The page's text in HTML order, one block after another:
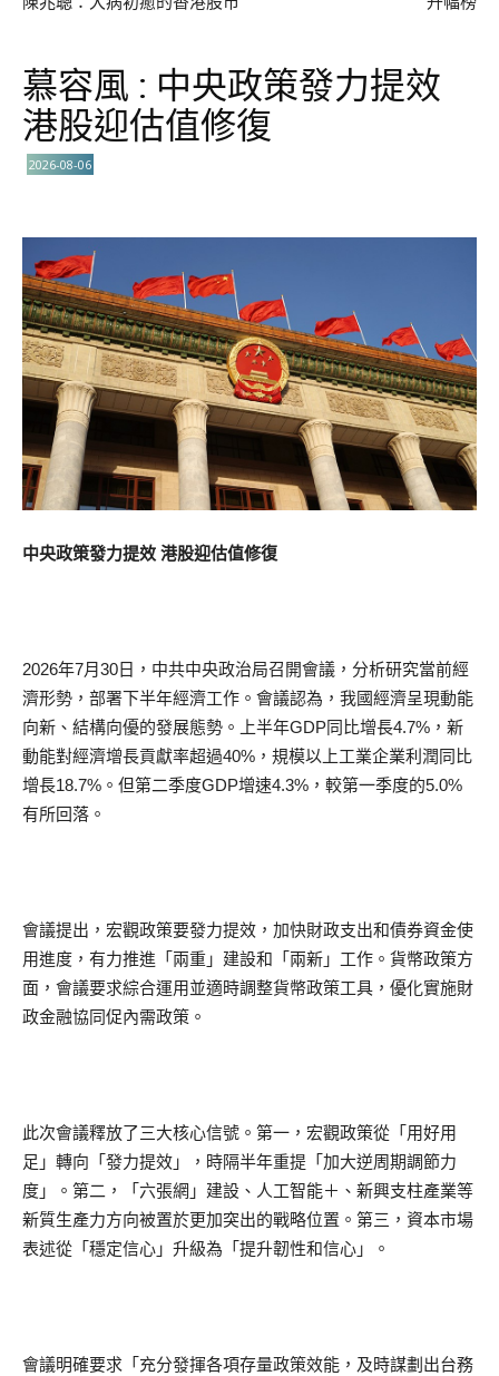
慕容風 : 中央政策發力提效
港股迎估值修復
2026-08-06
中央政策發力提效 港股迎估值修復
2026年7月30日，中共中央政治局召開會議，分析研究當前經
濟形勢，部署下半年經濟工作。會議認為，我國經濟呈現動能
向新、結構向優的發展態勢。上半年GDP同比增長4.7%，新
動能對經濟增長貢獻率超過40%，規模以上工業企業利潤同比
增長18.7%。但第二季度GDP增速4.3%，較第一季度的5.0%
有所回落。
會議提出，宏觀政策要發力提效，加快財政支出和債券資金使
用進度，有力推進「兩重」建設和「兩新」工作。貨幣政策方
面，會議要求綜合運用並適時調整貨幣政策工具，優化實施財
政金融協同促內需政策。
此次會議釋放了三大核心信號。第一，宏觀政策從「用好用
足」轉向「發力提效」，時隔半年重提「加大逆周期調節力
度」。第二，「六張網」建設、人工智能＋、新興支柱產業等
新質生產力方向被置於更加突出的戰略位置。第三，資本市場
表述從「穩定信心」升級為「提升韌性和信心」。
會議明確要求「充分發揮各項存量政策效能，及時謀劃出台務